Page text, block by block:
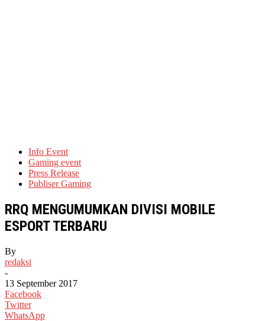
Info Event
Gaming event
Press Release
Publiser Gaming
RRQ MENGUMUMKAN DIVISI MOBILE
ESPORT TERBARU
By
redaksi
-
13 September 2017
Facebook
Twitter
WhatsApp